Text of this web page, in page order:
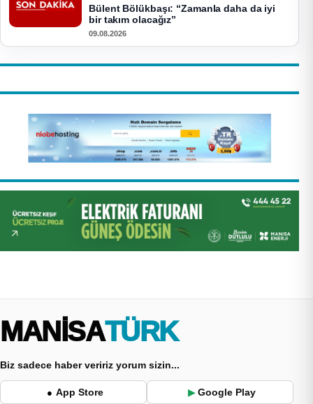
Bülent Bölükbaşı: “Zamanla daha da iyi
bir takım olacağız”
09.08.2026
MANİSA TÜRK
Biz sadece haber veririz yorum sizin...
● App Store ▶ Google Play